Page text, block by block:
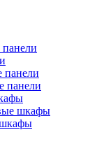
панели
панели
шкафы
шкафы